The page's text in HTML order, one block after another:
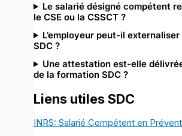
Le salarié désigné compétent
le CSE ou la CSSCT ?
L’employeur peut-il
SDC ?
Une attestation est-elle
de la formation SDC ?
Liens utiles SDC
INRS: Salarié Compétent en